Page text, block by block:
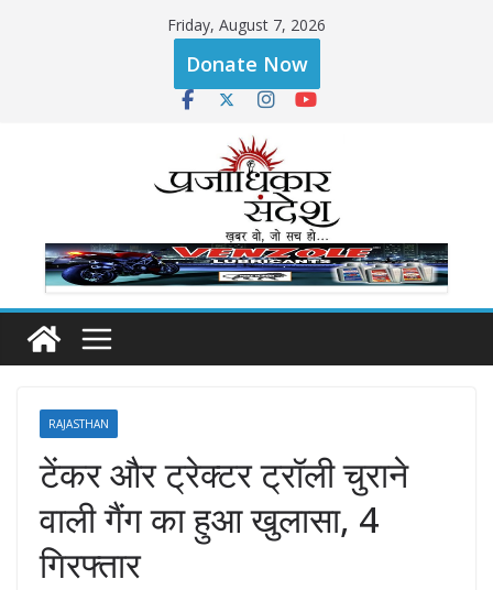
Friday, August 7, 2026
Donate Now
RAJASTHAN
टेंकर और ट्रेक्टर ट्रॉली चुराने
वाली गैंग का हुआ खुलासा, 4
गिरफ्तार